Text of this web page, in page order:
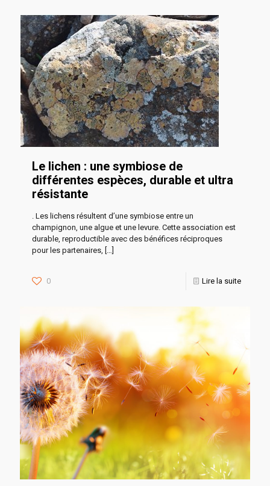
Le lichen : une symbiose de
différentes espèces, durable et ultra
résistante
. Les lichens résultent d’une symbiose entre un
champignon, une algue et une levure. Cette association est
durable, reproductible avec des bénéfices réciproques
pour les partenaires, […]
0 Lire la suite